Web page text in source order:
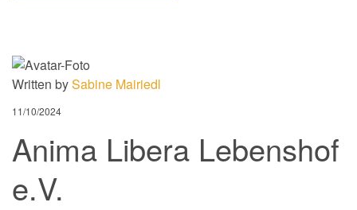
Written bySabine Mairiedl
11/10/2024
Anima Libera Lebenshof
e.V.